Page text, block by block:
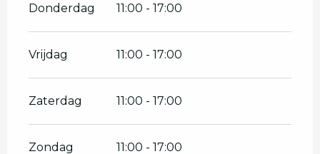
Donderdag 11:00 - 17:00
Vrijdag 11:00 - 17:00
Zaterdag 11:00 - 17:00
Zondag 11:00 - 17:00